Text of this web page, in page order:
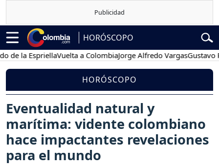
HORÓSCOPO
la EspriellaVuelta a ColombiaJorge Alfredo VargasGustavo Petro
HORÓSCOPO
Eventualidad natural y
marítima: vidente colombiano
hace impactantes revelaciones
para el mundo